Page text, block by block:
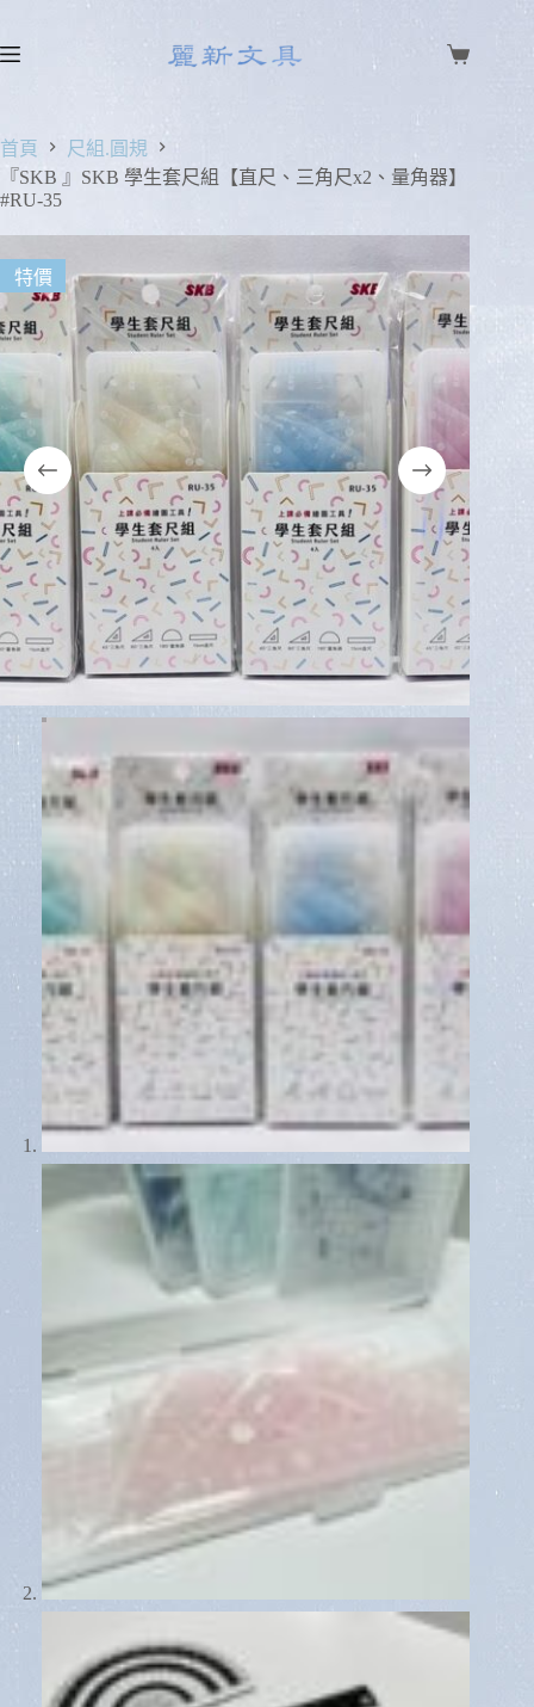
首頁
尺組.圓規
『SKB 』SKB 學生套尺組【直尺、三角尺x2、量角器】
#RU-35
特價